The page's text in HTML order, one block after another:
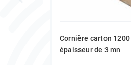
Cornière carton 1200
épaisseur de 3 mn